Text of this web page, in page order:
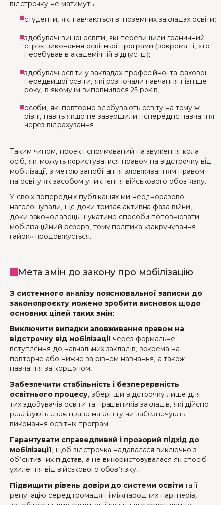
відстрочку не матимуть:
студенти, які навчаються в іноземних закладах освіти;
здобувачі вищої освіти, які перевищили граничний
строк виконання освітньої програми (зокрема ті, хто
перебував в академічній відпустці);
здобувачі освіти у закладах професійної та фахової
передвищої освіти, які розпочали навчання пізніше
року, в якому їм виповнилося 25 років;
особи, які повторно здобувають освіту на тому ж
рівні, навіть якщо не завершили попереднє навчання
через відрахування.
Таким чином, проект спрямований на звуження кола
осіб, які можуть користуватися правом на відстрочку від
мобілізації, з метою запобігання зловживанням правом
на освіту як засобом уникнення військового обов’язку.
У своїх попередніх публікаціях ми неодноразово
наголошували, що доки триває активна фаза війни,
доки законодавець шукатиме способи поповнювати
мобілізаційний резерв, тому політика «закручування
гайок» продовжується.
Мета змін до закону про мобілізацію
З системного аналізу пояснювальної записки до
законопроєкту можемо зробити висновок щодо
основних цілей таких змін:
Виключити випадки зловживання правом на
відстрочку від мобілізації через формальне
вступлення до навчальних закладів, зокрема на
повторне або нижче за рівнем навчання, а також
навчання за кордоном.
Забезпечити стабільність і безперервність
освітнього процесу, зберігши відстрочку лише для
тих здобувачів освіти та працівників закладів, які дійсно
реалізують своє право на освіту чи забезпечують
виконання освітніх програм.
Гарантувати справедливий і прозорий підхід до
мобілізації, щоб відстрочка надавалася виключно з
об’єктивних підстав, а не використовувалася як спосіб
ухилення від військового обов’язку.
Підвищити рівень довіри до системи освіти та її
репутацію серед громадян і міжнародних партнерів,